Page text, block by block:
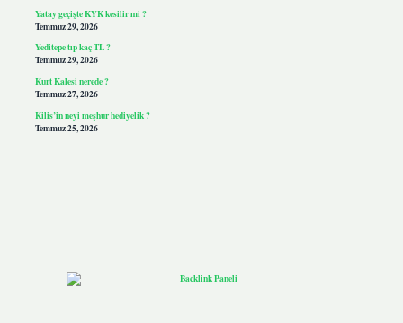
Yatay geçişte KYK kesilir mi ?
Temmuz 29, 2026
Yeditepe tıp kaç TL ?
Temmuz 29, 2026
Kurt Kalesi nerede ?
Temmuz 27, 2026
Kilis’in neyi meşhur hediyelik ?
Temmuz 25, 2026